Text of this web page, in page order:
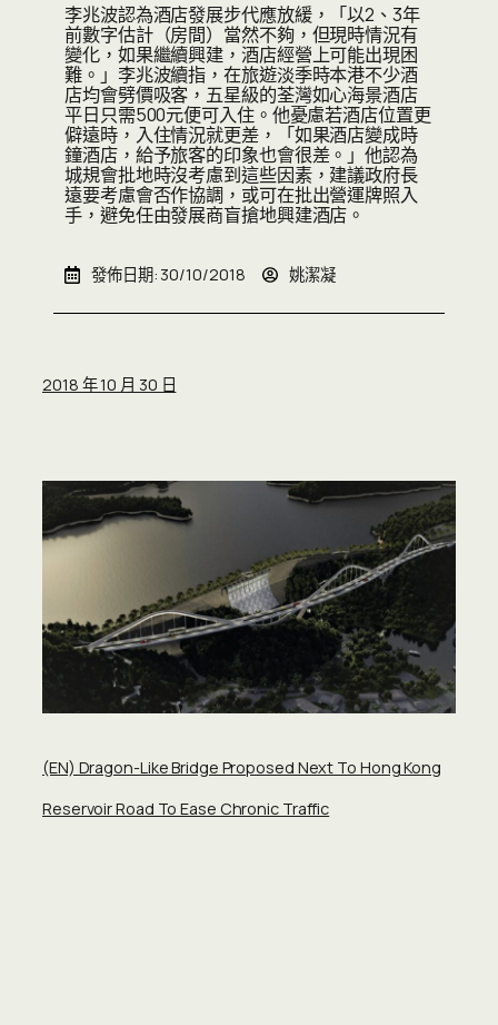
李兆波認為酒店發展步代應放緩，「以2、3年
前數字估計（房間）當然不夠，但現時情況有
變化，如果繼續興建，酒店經營上可能出現困
難。」李兆波續指，在旅遊淡季時本港不少酒
店均會劈價吸客，五星級的荃灣如心海景酒店
平日只需500元便可入住。他憂慮若酒店位置更
僻遠時，入住情況就更差，「如果酒店變成時
鐘酒店，給予旅客的印象也會很差。」他認為
城規會批地時沒考慮到這些因素，建議政府長
遠要考慮會否作協調，或可在批出營運牌照入
手，避免任由發展商盲搶地興建酒店。
發佈日期: 30/10/2018 姚潔凝
2018 年 10 月 30 日
(EN) Dragon-Like Bridge Proposed Next To Hong Kong
Reservoir Road To Ease Chronic Traffic